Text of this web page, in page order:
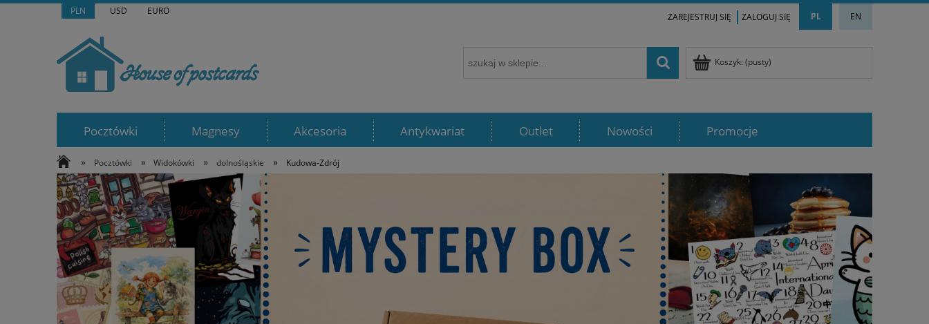
PLN USD EURO PL EN
ZAREJESTRUJ SIĘ ZALOGUJ SIĘ
Koszyk: (pusty)
Pocztówki Magnesy Akcesoria Antykwariat Outlet Nowości Promocje
» Pocztówki » Widokówki » dolnośląskie » Kudowa-Zdrój